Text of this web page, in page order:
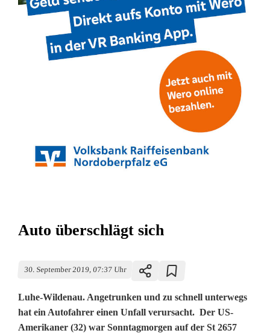
Auto überschlägt sich
30. September 2019, 07:37 Uhr
Luhe-Wildenau. Angetrunken und zu schnell unterwegs
hat ein Autofahrer einen Unfall verursacht. Der US-
Amerikaner (32) war Sonntagmorgen auf der St 2657